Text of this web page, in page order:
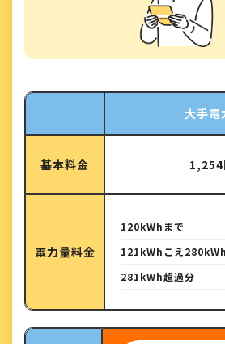
大手電
基本料金 1,254
電力量料金
120kWhまで
121kWhこえ
281kWh超過分